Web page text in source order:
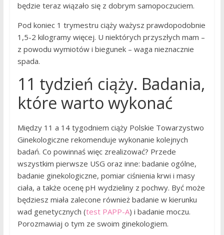
będzie teraz wiązało się z dobrym samopoczuciem.
Pod koniec 1 trymestru ciąży ważysz prawdopodobnie
1,5-2 kilogramy więcej. U niektórych przyszłych mam –
z powodu wymiotów i biegunek – waga nieznacznie
spada.
11 tydzień ciąży. Badania,
które warto wykonać
Między 11 a 14 tygodniem ciąży Polskie Towarzystwo
Ginekologiczne rekomenduje wykonanie kolejnych
badań. Co powinnaś więc zrealizować? Przede
wszystkim pierwsze USG oraz inne: badanie ogólne,
badanie ginekologiczne, pomiar ciśnienia krwi i masy
ciała, a także ocenę pH wydzieliny z pochwy. Być może
będziesz miała zalecone również badanie w kierunku
wad genetycznych (test PAPP-A) i badanie moczu.
Porozmawiaj o tym ze swoim ginekologiem.